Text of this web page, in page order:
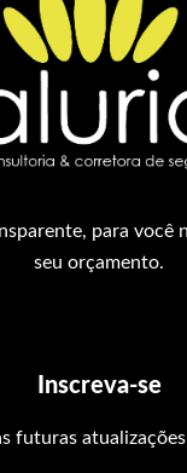
para você
seu orçamento.
Inscreva-se
futuras